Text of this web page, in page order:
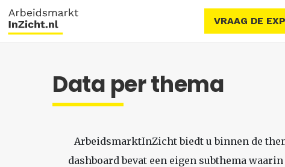
VRAAG DE
Data per thema
ArbeidsmarktInZicht biedt u binnen de
dashboard bevat een eigen subthema